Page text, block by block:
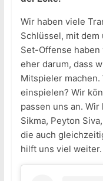
Wir haben viele
Schlüssel, mit
Set-Offense
eher darum, dass
Mitspieler machen.
einspielen? Wir
passen uns an.
Sikma, Peyton
die auch
hilft uns viel weiter.